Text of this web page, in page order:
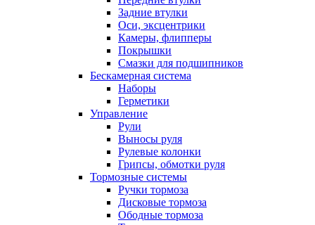
Задние втулки
Оси, эксцентрики
Камеры, флипперы
Покрышки
Смазки для подшипников
Бескамерная система
Наборы
Герметики
Управление
Рули
Выносы руля
Рулевые колонки
Грипсы, обмотки руля
Тормозные системы
Ручки тормоза
Дисковые тормоза
Ободные тормоза